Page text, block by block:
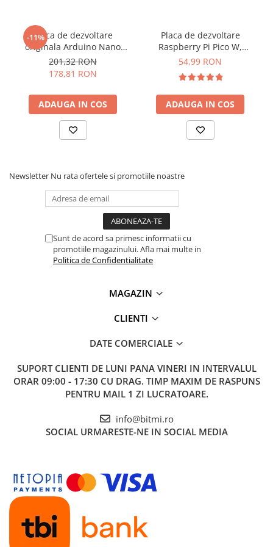
-11%
Placa de dezvoltare
originala Arduino Nano
RP2040 Connect, cu pini
201,32 RON
178,81 RON
ADAUGA IN COS
Placa de dezvoltare
Raspberry Pi Pico W,
RP2040, 264kB RAM,
54,99 RON
ADAUGA IN COS
Newsletter Nu rata ofertele si promotiile noastre
Sunt de acord sa primesc informatii cu
promotiile magazinului. Afla mai multe in
Politica de Confidentialitate
MAGAZIN
CLIENTI
DATE COMERCIALE
SUPORT CLIENTI DE LUNI PANA VINERI IN INTERVALUL
ORAR 09:00 - 17:30 CU DRAG. TIMP MAXIM DE RASPUNS
PENTRU MAIL 1 ZI LUCRATOARE.
info@bitmi.ro
SOCIAL URMARESTE-NE IN SOCIAL MEDIA